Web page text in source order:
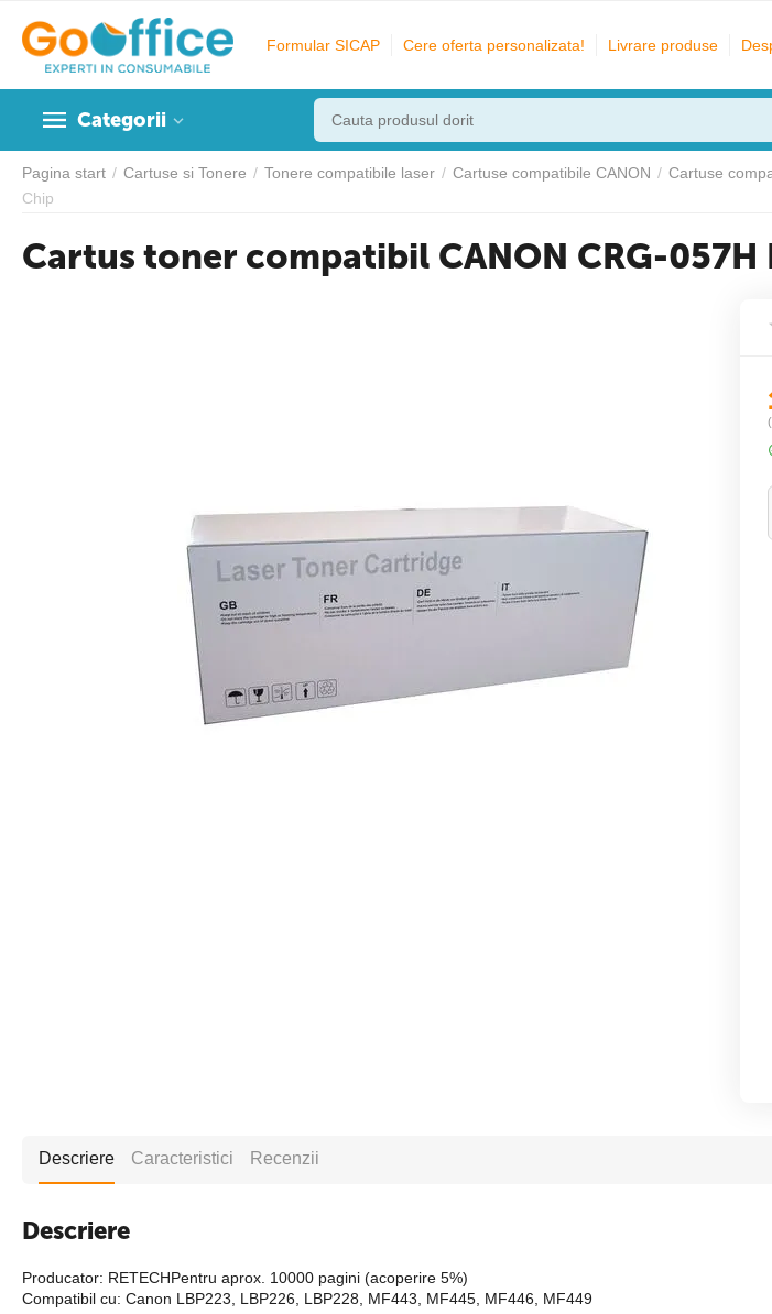
Formular SICAP Cere oferta personalizata! Livrare produse
Categorii
Pagina start / Cartuse si Tonere / Tonere compatibile laser / Cartuse compatibile CANON / Cartuse
Chip
Cartus toner compatibil CANON CRG-057H
Descriere Caracteristici Recenzii
Descriere
Producator: RETECHPentru aprox. 10000 pagini (acoperire 5%)
Compatibil cu: Canon LBP223, LBP226, LBP228, MF443, MF445, MF446, MF449